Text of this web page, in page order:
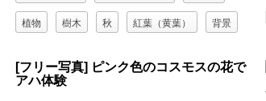
植物 樹木 秋 紅葉（黄葉） 背景
[フリー写真] ピンク色のコスモスの花で
アハ体験